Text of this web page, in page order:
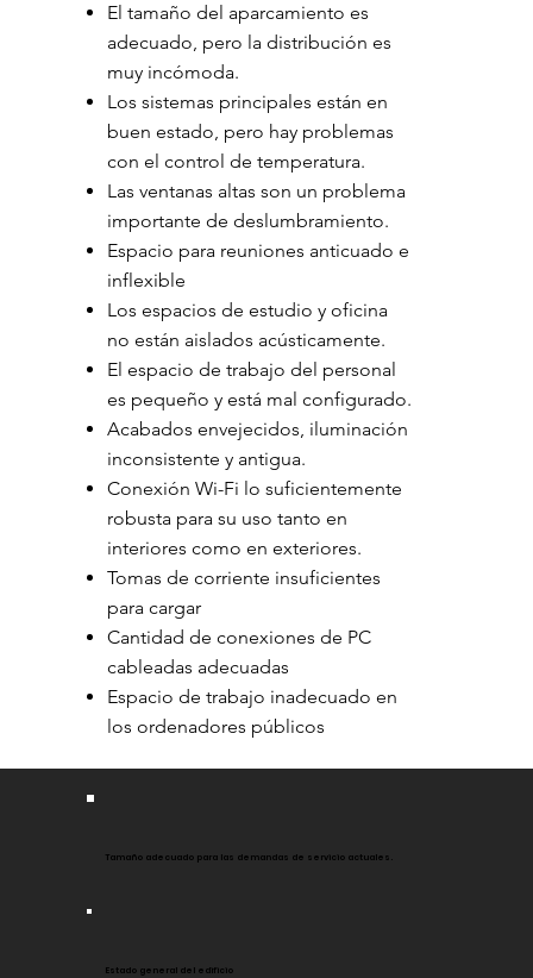
El tamaño del aparcamiento es
adecuado, pero la distribución es
muy incómoda.
Los sistemas principales están en
buen estado, pero hay problemas
con el control de temperatura.
Las ventanas altas son un problema
importante de deslumbramiento.
Espacio para reuniones anticuado e
inflexible
Los espacios de estudio y oficina
no están aislados acústicamente.
El espacio de trabajo del personal
es pequeño y está mal configurado.
Acabados envejecidos, iluminación
inconsistente y antigua.
Conexión Wi-Fi lo suficientemente
robusta para su uso tanto en
interiores como en exteriores.
Tomas de corriente insuficientes
para cargar
Cantidad de conexiones de PC
cableadas adecuadas
Espacio de trabajo inadecuado en
los ordenadores públicos
Tamaño adecuado para las demandas de servicio actuales.
Estado general del edificio